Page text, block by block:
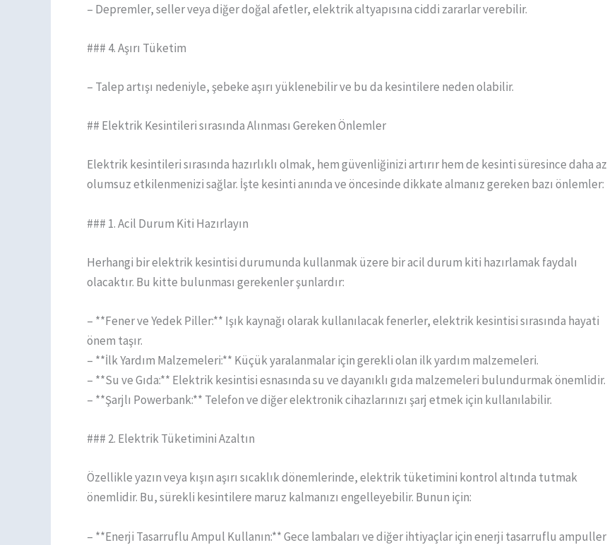
– Depremler, seller veya diğer doğal afetler, elektrik altyapısına ciddi zararlar verebilir.
### 4. Aşırı Tüketim
– Talep artışı nedeniyle, şebeke aşırı yüklenebilir ve bu da kesintilere neden olabilir.
## Elektrik Kesintileri sırasında Alınması Gereken Önlemler
Elektrik kesintileri sırasında hazırlıklı olmak, hem güvenliğinizi artırır hem de kesinti süresince daha az
olumsuz etkilenmenizi sağlar. İşte kesinti anında ve öncesinde dikkate almanız gereken bazı önlemler:
### 1. Acil Durum Kiti Hazırlayın
Herhangi bir elektrik kesintisi durumunda kullanmak üzere bir acil durum kiti hazırlamak faydalı
olacaktır. Bu kitte bulunması gerekenler şunlardır:
– **Fener ve Yedek Piller:** Işık kaynağı olarak kullanılacak fenerler, elektrik kesintisi sırasında hayati
önem taşır.
– **İlk Yardım Malzemeleri:** Küçük yaralanmalar için gerekli olan ilk yardım malzemeleri.
– **Su ve Gıda:** Elektrik kesintisi esnasında su ve dayanıklı gıda malzemeleri bulundurmak önemlidir.
– **Şarjlı Powerbank:** Telefon ve diğer elektronik cihazlarınızı şarj etmek için kullanılabilir.
### 2. Elektrik Tüketimini Azaltın
Özellikle yazın veya kışın aşırı sıcaklık dönemlerinde, elektrik tüketimini kontrol altında tutmak
önemlidir. Bu, sürekli kesintilere maruz kalmanızı engelleyebilir. Bunun için:
– **Enerji Tasarruflu Ampul Kullanın:** Gece lambaları ve diğer ihtiyaçlar için enerji tasarruflu ampuller